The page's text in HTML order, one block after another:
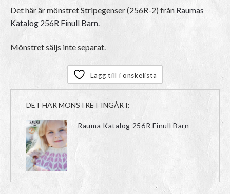
Det här är mönstretStripegenser (256R-2) från Raumas
Katalog 256R Finull Barn.
Mönstret säljs inte separat.
Lägg till i önskelista
DET HÄR MÖNSTRET INGÅR I:
Rauma Katalog 256R Finull Barn